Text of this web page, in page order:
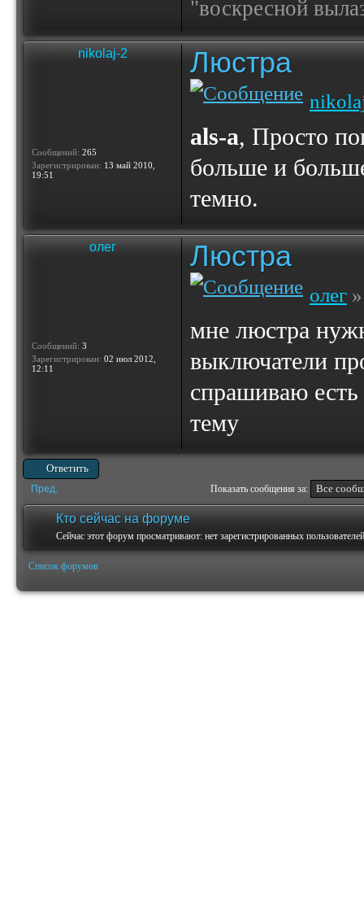
"воскресной
nikolaj-2
Сообщений: 265
Зарегистрирован: 13 май 2010,
19:51
Люстра
als-a, Просто
больше и
темно.
олег
Сообщений: 3
Зарегистрирован: 02 июл 2012,
12:11
Люстра
олег
мне люстра
выключатели
спрашиваю есть
тему
Ответить
Пред. Показать сообщения за:
Кто сейчас на форуме
Сейчас этот форум просматривают: нет зарегистрированных
Список форумов